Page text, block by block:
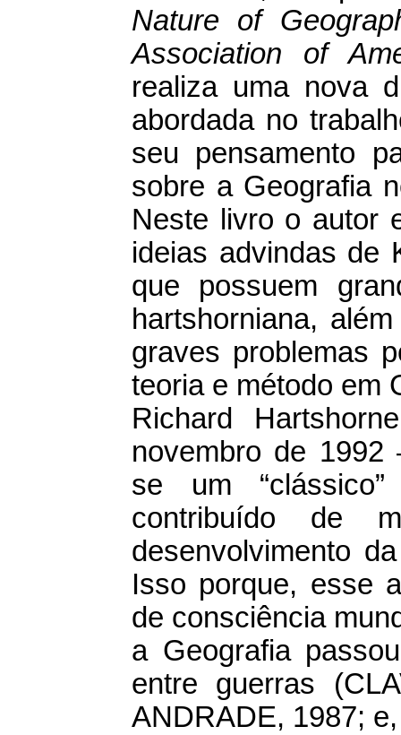
Nature of
Association of
realiza uma nova
abordada no
seu pensamento
sobre a Geografia
Neste livro o autor
ideias advindas de
que possuem
hartshorniana,
graves problemas
teoria e método em
Richard
novembro de
se um
contribuído de
desenvolvimento
Isso porque, esse
de consciência
a Geografia
entre guerras
ANDRADE, 1987;